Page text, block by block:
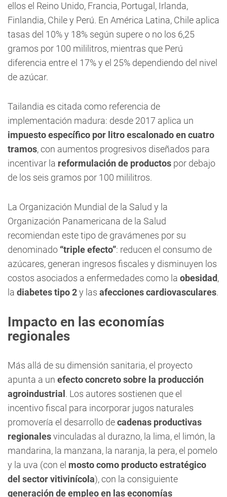
ellos el Reino Unido, Francia, Portugal, Irlanda,
Finlandia, Chile y Perú. En América Latina, Chile aplica
tasas del 10% y 18% según supere o no los 6,25
gramos por 100 mililitros, mientras que Perú
diferencia entre el 17% y el 25% dependiendo del nivel
de azúcar.
Tailandia es citada como referencia de
implementación madura: desde 2017 aplica un
impuesto específico por litro escalonado en cuatro
tramos, con aumentos progresivos diseñados para
incentivar la reformulación de productos por debajo
de los seis gramos por 100 mililitros.
La Organización Mundial de la Salud y la
Organización Panamericana de la Salud
recomiendan este tipo de gravámenes por su
denominado “triple efecto”: reducen el consumo de
azúcares, generan ingresos fiscales y disminuyen los
costos asociados a enfermedades como la obesidad,
la diabetes tipo 2y las afecciones cardiovasculares.
Impacto en las economías
regionales
Más allá de su dimensión sanitaria, el proyecto
apunta a un efecto concreto sobre la producción
agroindustrial . Los autores sostienen que el
incentivo fiscal para incorporar jugos naturales
promovería el desarrollo decadenas productivas
regionalesvinculadas al durazno, la lima, el limón, la
mandarina, la manzana, la naranja, la pera, el pomelo
y la uva (con el mosto como producto estratégico
del sector vitivinícola), con la consiguiente
generación de empleo en las economías